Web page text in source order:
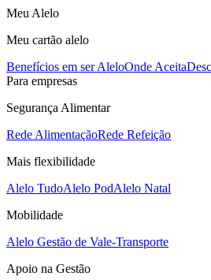
Meu Alelo
Meu cartão alelo
Benefícios em ser AleloOnde Aceita
Para empresas
Segurança Alimentar
Rede AlimentaçãoRede Refeição
Mais flexibilidade
Alelo TudoAlelo PodAlelo Natal
Mobilidade
Alelo Gestão de Vale-Transporte
Apoio na Gestão